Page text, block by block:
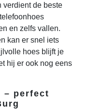
verdient de beste
en zelfs vallen.
kan er snel iets
hoes blijft je
hij er ook nog eens
– perfect